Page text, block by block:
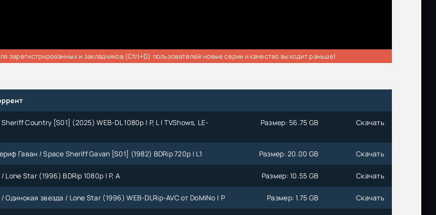
зарегистрированных и закладчиков (Ctrl+D) пользователей новые серии и качество выходит раньше!
Country [S01] (2025) WEB-DL 1080p | P, L | TVShows, LE-
Размер: 56.75 GB Скачать
Гаван / Space Sheriff Gavan [S01] (1982) BDRip 720p | L1 Размер: 20.00 GB Скачать
Lone Star (1996) BDRip 1080p | P, A Размер: 10.55 GB Скачать
Одинокая звезда / Lone Star (1996) WEB-DLRip-AVC от DoMiNo | P Размер: 1.75 GB Скачать